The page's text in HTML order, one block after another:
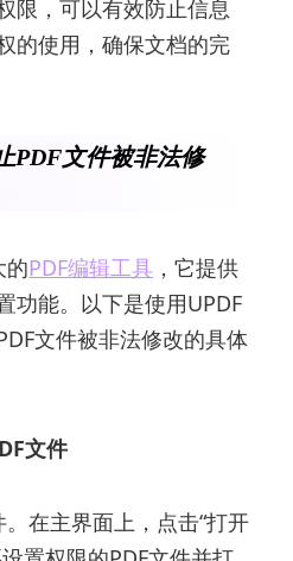
限，可以有效防止信息
的使用，确保文档的完
PDF文件被非法修
的PDF编辑工具 ，它提供
功能。以下是使用UPDF
文件被非法修改的具体
文件
在主界面上，点击“打开